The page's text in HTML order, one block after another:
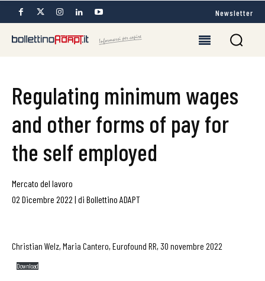
Newsletter
Regulating minimum wages
and other forms of pay for
the self employed
Mercato del lavoro
02 Dicembre 2022 | di Bollettino ADAPT
Christian Welz, Maria Cantero, Eurofound RR, 30 novembre 2022
Download